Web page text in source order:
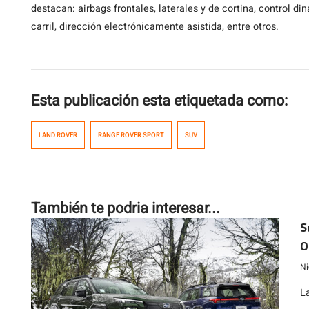
destacan: airbags frontales, laterales y de cortina, control
carril, dirección electrónicamente asistida, entre otros.
Esta publicación esta etiquetada como:
LAND ROVER RANGE ROVER SPORT SUV
También te podria interesar...